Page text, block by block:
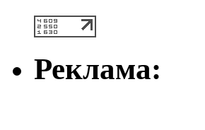
Реклама: